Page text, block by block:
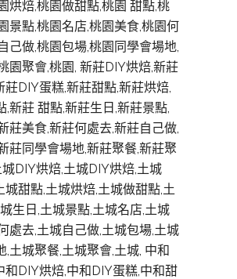
烘焙,桃園做甜點,桃園 甜點,桃
景點,桃園名店,桃園美食,桃園何
己做,桃園包場,桃園同學會場地,
園聚會,桃園, 新莊DIY烘焙,新莊
莊DIY蛋糕,新莊甜點,新莊烘焙,
,新莊 甜點,新莊生日,新莊景點,
莊美食,新莊何處去,新莊自己做,
莊同學會場地,新莊聚餐,新莊聚
城DIY烘焙,土城DIY烘焙,土城
城甜點,土城烘焙,土城做甜點,土
生日,土城景點,土城名店,土城
處去,土城自己做,土城包場,土城
,土城聚餐,土城聚會,土城, 中和
和DIY烘焙,中和DIY蛋糕,中和甜